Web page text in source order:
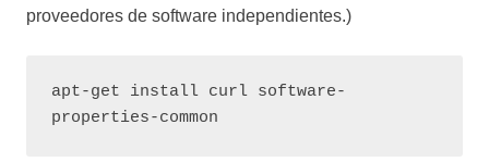
proveedores de software independientes.)
apt-get install curl software-
properties-common